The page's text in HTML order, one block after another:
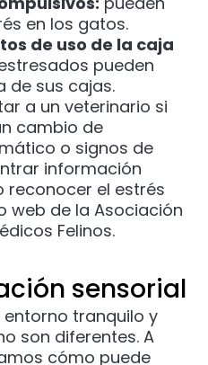
en los gatos.
de uso de la caja
​​pueden
de sus cajas.
a un veterinario si
cambio de
o signos de
información
reconocer el estrés
web de la Asociación
Felinos.
sensorial
tranquilo y
son diferentes. A
cómo puede